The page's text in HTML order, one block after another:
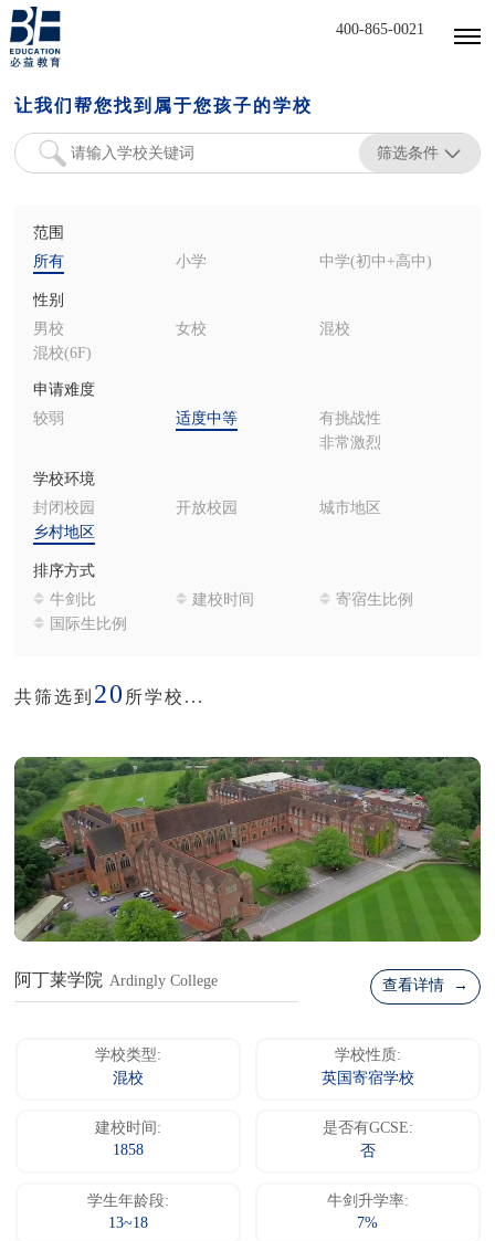
400-865-0021
让我们帮您找到属于您孩子的学校
筛选条件
范围
所有
小学 中学(初中+高中)
性别
男校
女校
混校
混校(6F)
申请难度
较弱
适度中等
有挑战性
非常激烈
学校环境
封闭校园
开放校园
城市地区
乡村地区
排序方式
牛剑比
建校时间
寄宿生比例
国际生比例
共筛选到 20 所学校...
阿丁莱学院 Ardingly College 查看详情 →
学校类型:
混校
学校性质:
英国寄宿学校
建校时间:
1858
是否有GCSE:
否
学生年龄段:
13~18
牛剑升学率:
7%